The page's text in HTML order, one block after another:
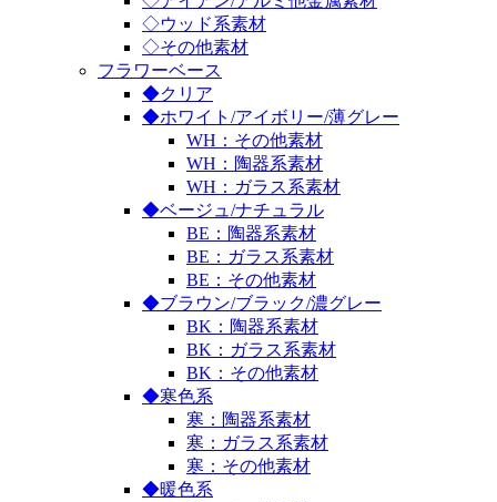
◇ウッド系素材
◇その他素材
フラワーベース
◆クリア
◆ホワイト/アイボリー/薄グレー
WH：その他素材
WH：陶器系素材
WH：ガラス系素材
◆ベージュ/ナチュラル
BE：陶器系素材
BE：ガラス系素材
BE：その他素材
◆ブラウン/ブラック/濃グレー
BK：陶器系素材
BK：ガラス系素材
BK：その他素材
◆寒色系
寒：陶器系素材
寒：ガラス系素材
寒：その他素材
◆暖色系